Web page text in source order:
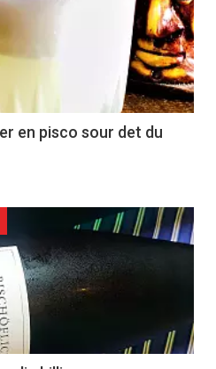
en pisco sour det du